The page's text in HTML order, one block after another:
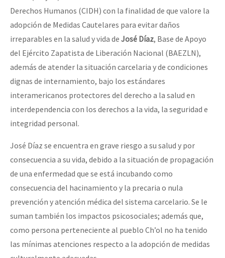
Derechos Humanos (CIDH) con la finalidad de que valore la
adopción de Medidas Cautelares para evitar daños
irreparables en la salud y vida de José Díaz, Base de Apoyo
del Ejército Zapatista de Liberación Nacional (BAEZLN),
además de atender la situación carcelaria y de condiciones
dignas de internamiento, bajo los estándares
interamericanos protectores del derecho a la salud en
interdependencia con los derechos a la vida, la seguridad e
integridad personal.
José Díaz se encuentra en grave riesgo a su salud y por
consecuencia a su vida, debido a la situación de propagación
de una enfermedad que se está incubando como
consecuencia del hacinamiento y la precaria o nula
prevención y atención médica del sistema carcelario. Se le
suman también los impactos psicosociales; además que,
como persona perteneciente al pueblo Ch’ol no ha tenido
las mínimas atenciones respecto a la adopción de medidas